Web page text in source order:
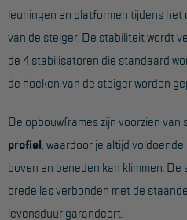
Keuring en Inspectie
Steigers
Valbeveiliging
leuningen en platformen tijdens het
van de steiger. De stabiliteit wordt
de 4 stabilisatoren die standaard
de hoeken van de steiger worden
De opbouwframes zijn voorzien van
profiel , waardoor je altijd
boven en beneden kan klimmen. De
brede las verbonden met de
levensduur garandeert.